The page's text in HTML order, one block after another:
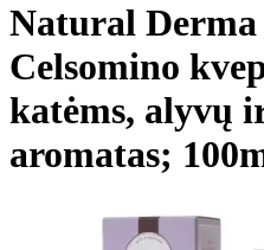
Natural
Celsomino
katėms, alyvų
aromatas;